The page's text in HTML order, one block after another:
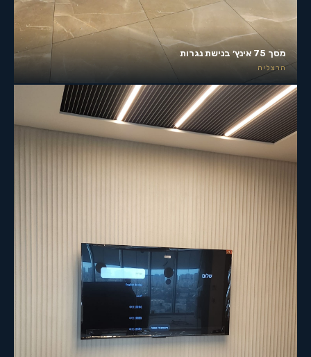
מסך 75 אינץ׳ בנישת נגרות
הרצליה